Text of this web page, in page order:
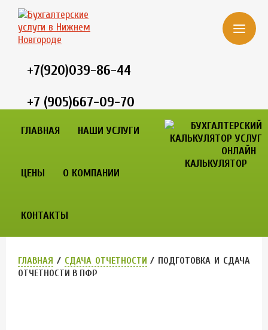
+7(920)039-86-44
+7 (905)667-09-70
ГЛАВНАЯ НАШИ УСЛУГИ
ЦЕНЫ О КОМПАНИИ
КОНТАКТЫ
ОНЛАЙН
КАЛЬКУЛЯТОР
ГЛАВНАЯ / СДАЧА ОТЧЕТНОСТИ / ПОДГОТОВКА И СДАЧА
ОТЧЕТНОСТИ В ПФР